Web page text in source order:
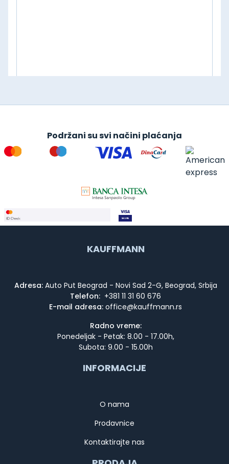
Podržani su svi načini plaćanja
KAUFFMANN
Adresa:Auto Put Beograd - Novi Sad 2-G, Beograd, Srbija
Telefon: +381 11 31 60 676
E-mail adresa:
Radno vreme:
Ponedeljak - Petak: 8.00 - 17.00h,
Subota: 9.00 - 15.00h
INFORMACIJE
O nama
Prodavnice
Kontaktirajte nas